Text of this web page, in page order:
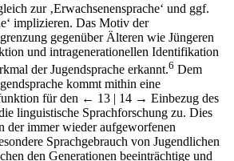
zur ‚Erwachsenensprache‘ und ggf.
implizieren. Das Motiv der
gegenüber Älteren wie Jüngeren
und intragenerationellen Identifikation
der Jugendsprache erkannt.6 Dem
kommt mithin eine
für den ← 13 | 14 → Einbezug des
linguistische Sprachforschung zu. Dies
der immer wieder aufgeworfenen
Sprachgebrauch von Jugendlichen
den Generationen beeinträchtige und